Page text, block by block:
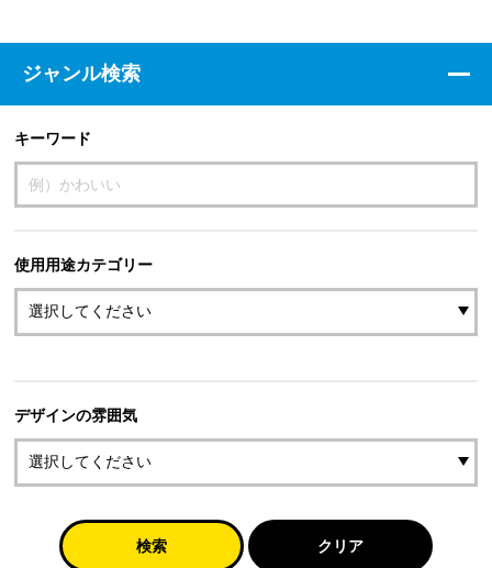
ジャンル検索
キーワード
使用用途カテゴリー
デザインの雰囲気
検索 クリア